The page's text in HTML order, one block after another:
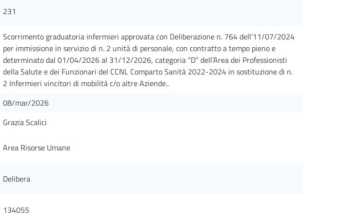
231
Scorrimento graduatoria infermieri approvata con Deliberazione n. 764 dell’11/07/2024
per immissione in servizio di n. 2 unità di personale, con contratto a tempo pieno e
determinato dal 01/04/2026 al 31/12/2026, categoria “D” dell’Area dei Professionisti
della Salute e dei Funzionari del CCNL Comparto Sanità 2022-2024 in sostituzione di n.
2 Infermieri vincitori di mobilità c/o altre Aziende..
08/mar/2026
Grazia Scalici
Area Risorse Umane
Delibera
134055